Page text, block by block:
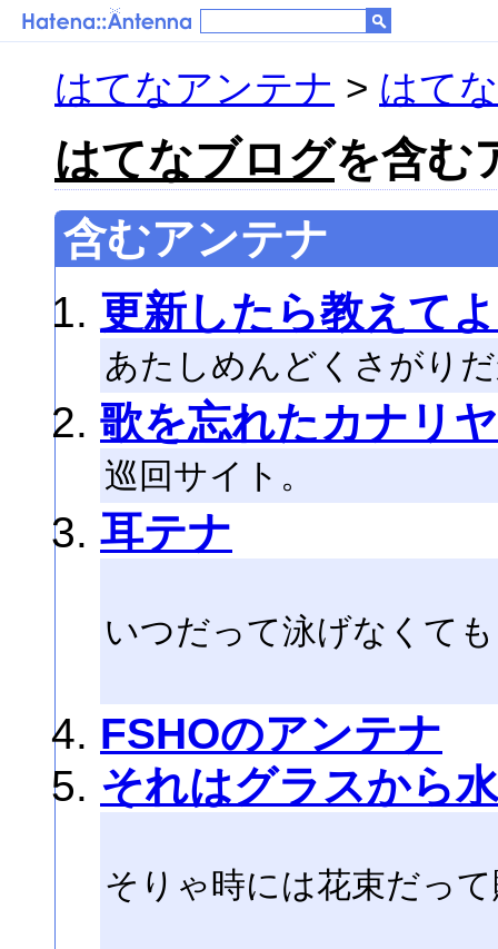
はてなアンテナ > はて
はてなブログを含む
含むアンテナ
更新したら教えて
あたしめんどくさがり
歌を忘れたカナリ
巡回サイト。
耳テナ
いつだって泳げなくて
FSHOのアンテナ
それはグラスから
そりゃ時には花束だっ